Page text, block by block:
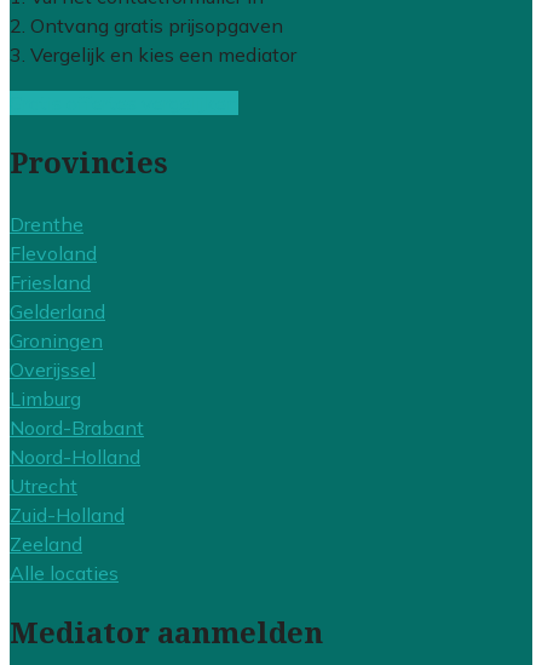
2. Ontvang gratis prijsopgaven
3. Vergelijk en kies een mediator
Provincies
Drenthe
Flevoland
Friesland
Gelderland
Groningen
Overijssel
Limburg
Noord-Brabant
Noord-Holland
Utrecht
Zuid-Holland
Zeeland
Alle locaties
Mediator aanmelden